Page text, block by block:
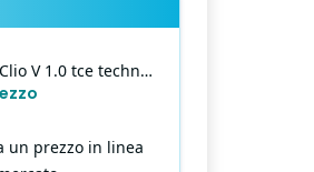
Clio V 1.0 tce techno 90cv
un prezzo in linea